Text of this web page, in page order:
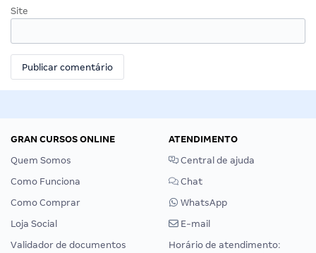
Site
GRAN CURSOS ONLINE
Quem Somos
Como Funciona
Como Comprar
Loja Social
Validador de documentos
ATENDIMENTO
Central de ajuda
Chat
WhatsApp
E-mail
Horário de atendimento: